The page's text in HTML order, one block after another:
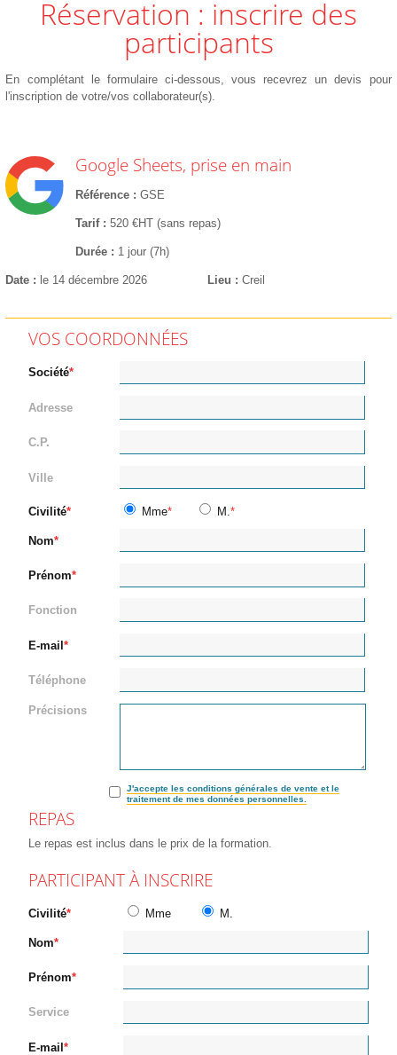
Réservation : inscrire des
participants
En complétant le formulaire ci-dessous, vous recevrez un devis pour
l'inscription de votre/vos collaborateur(s).
Google Sheets, prise en main
Référence GSE
Tarif 520 €HT (sans repas)
Durée 1 jour (7h)
Date le 14 décembre 2026 Lieu Creil
VOS COORDONNÉES
Société
Adresse
C.P.
Ville
Civilité Mme M.
Nom
Prénom
Fonction
E-mail
Téléphone
Précisions
J'accepte les conditions générales de vente et le
traitement de mes données personnelles.
REPAS
Le repas est inclus dans le prix de la formation.
PARTICIPANT À INSCRIRE
Civilité Mme M.
Nom
Prénom
Service
E-mail